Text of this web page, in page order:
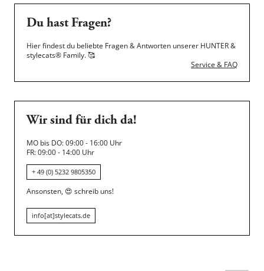
Du hast Fragen?
Hier findest du beliebte Fragen & Antworten unserer HUNTER &
stylecats® Family.🥰
Service & FAQ
Wir sind für dich da!
MO bis DO: 09:00 - 16:00 Uhr
FR: 09:00 - 14:00 Uhr
+ 49 (0) 5232 9805350
Ansonsten, 😍 schreib uns!
info[at]stylecats.de